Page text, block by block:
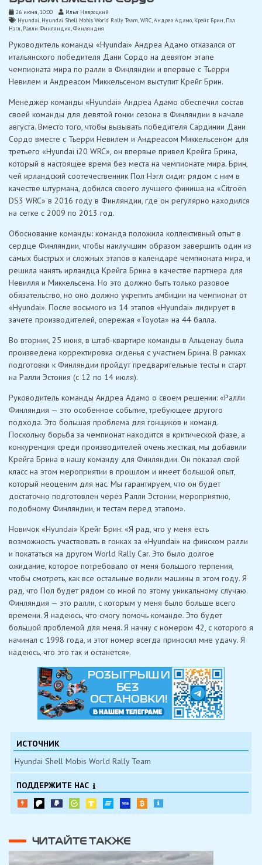
26 июня, 10:00
Илья Навроцкий
Hyundai, Hyundai Shell Mobis World Rally Team,WRC,Андреа Адамо, Крейг Брин, Пол
Нэгл, Ралли Финляндия,Финляндия
Руководитель команды «Hyundai» Андреа Адамо отказался от
итальянского победителя Дани Сордо на девятом этапе
чемпионата мира по ралли в Финляндии и впервые с Тьерри
Невилем и Андреасом Миккельсеном выступит Крейг Брин.
Менеджер команды «Hyundai» Андреа Адамо обеспечил состав
своей команды для девятой гонки сезона в Финляндии в начале
августа. Вместо того, чтобы вызывать победителя Сардинии Дани
Сордо вместе с Тьерри Невилем и Андреасом Миккельсеном для
третьего «Hyundai i20 WRC», он впервые привел Крейга Брина,
который в настоящее время без места на чемпионате мира. Брин,
чей ирландский соотечественник Пол Нэгл сидит рядом с ним в
качестве штурмана, добился своего лучшего финиша на «Citroën
DS3 WRC» в 2016 году в Финляндии, где он регулярно находился
на сетке с 2009 по 2013 год.
Обоснование команды: команда положила коллективный опыт в
сердце Финляндии, чтобы наилучшим образом завершить один из
самых быстрых и сложных этапов в календаре чемпионата мира, и
решила нанять ирландца Крейга Брина в качестве партнера для
Невилля и Миккельсена. Но это должно быть только разовое
обязательство, но оно должно укрепить амбиции на чемпионат от
«Hyundai». После восьмого из 14 этапов «Hyundai» лидирует в
зачете производителей, опережая «Toyota» на 44 балла.
Во вторник, 25 июня, в штаб-квартире команды в Альценау была
произведена корректировка сиденья с участием Брина. В рамках
подготовки к Финляндии пройдут предварительные тесты и старт
на Ралли Эстония (с 12 по 14 июля).
Руководитель команды Андреа Адамо о своем решении: «Ралли
Финляндия — это особенное событие, требующее другого
подхода. Это большая проблема для гонщиков и команд.
Поскольку борьба за чемпионат находится в критической фазе, а
конкуренция среди производителей очень жесткая, мы добавили
Крейга Брина в нашу команду для Финляндии. Он показал свой
класс на этом мероприятии в прошлом и имеет большой опыт,
который неоценим для нас. Мы гарантируем, что он будет
достаточно подготовлен через Ралли Эстонии, мероприятию,
подобному Финляндии, и тестам перед этапом».
Новичок «Hyundai» Крейг Брин: «Я рад, что у меня есть
возможность участвовать в гонках за «Hyundai» на финском ралли
и покататься на другом World Rally Car. Это было долгое
ожидание, которое потребовало от меня большого терпения,
чтобы смотреть, как все остальные водили машины в этом году. Я
рад, что Пол будет рядом со мной по этому уникальному случаю.
Финляндия — это ралли, с которым у меня было больше всего
времени. Я надеюсь, что смогу помочь команде. Это будет
большой проблемой для меня. Я начну с номером 42, с которого я
начинал с 1998 года, и этот номер всегда приносил мне удачу. Я
надеюсь, что это так и останется».
ИСТОЧНИК
Hyundai Shell Mobis World Rally Team
ПОДДЕРЖИТЕ НАС
ЧИТАЙТЕ ТАКЖЕ